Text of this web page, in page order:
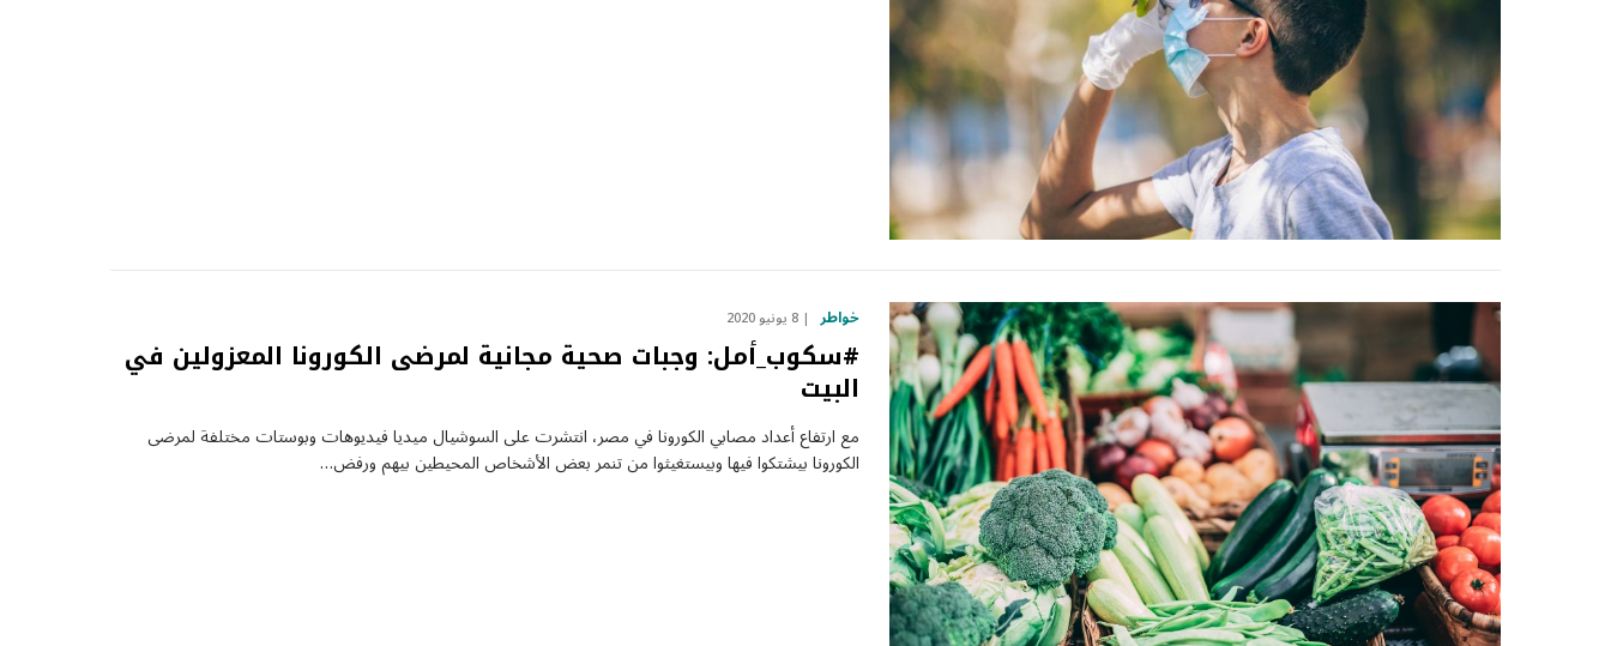
خواطر 8 يونيو 2020
#سكوب_أمل: وجبات صحية مجانية لمرضى الكورونا المعزولين في
البيت
مع ارتفاع أعداد مصابي الكورونا في مصر، انتشرت على السوشيال ميديا فيديوهات وبوستات مختلفة لمرضى
الكورونا بيشتكوا فيها وبيستغيثوا من تنمر بعض الأشخاص المحيطين بيهم ورفض…